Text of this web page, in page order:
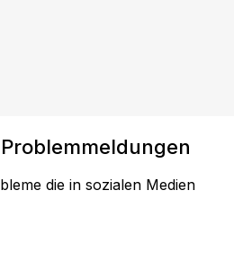
die in sozialen Medien